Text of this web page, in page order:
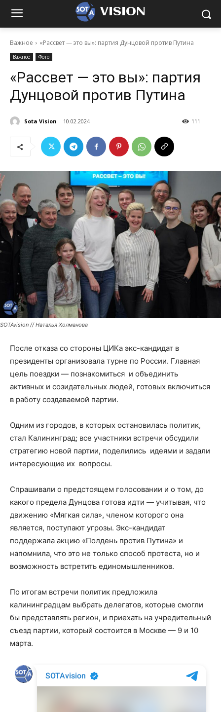
VISION
Важное «Рассвет — это вы»: партия Дунцовой против Путина
Важное Фото
«Рассвет — это вы»: партия
Дунцовой против Путина
Sota Vision 10.02.2024 111
SOTAvision // Наталья Холманова
После отказа со стороны ЦИКа экс-кандидат в
президенты организовала турне по России. Главная
цель поездки — познакомиться и объединить
активных и созидательных людей, готовых включиться
в работу создаваемой партии.
Одним из городов, в которых остановилась политик,
стал Калининград; все участники встречи обсудили
стратегию новой партии, поделились идеями и задали
интересующие их вопросы.
Спрашивали о предстоящем голосовании и о том, до
какого предела Дунцова готова идти — учитывая, что
движению «Мягкая сила», членом которого она
является, поступают угрозы. Экс-кандидат
поддержала акцию «Полдень против Путина» и
напомнила, что это не только способ протеста, но и
возможность встретить единомышленников.
По итогам встречи политик предложила
калининградцам выбрать делегатов, которые смогли
бы представлять регион, и приехать на учредительный
съезд партии, который состоится в Москве — 9 и 10
марта.